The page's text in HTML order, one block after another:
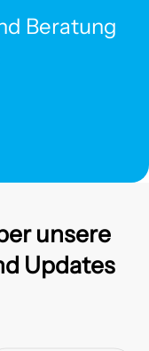
Beratung
unsere
Updates